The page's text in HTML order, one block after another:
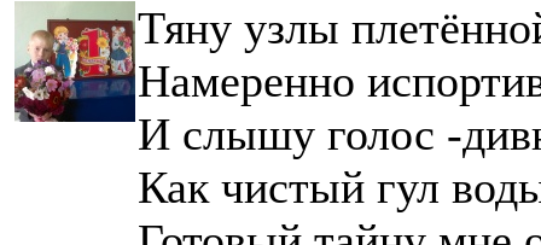
Тяну узлы
Намеренно
И слышу голос -
Как чистый гул